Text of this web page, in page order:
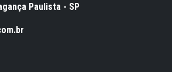
Paulista - SP